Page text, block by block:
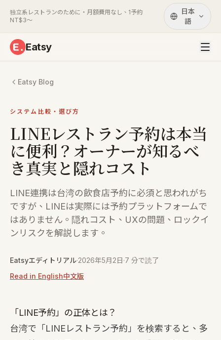
独立系レストランのために・月額費用なし、1予約
NT$3〜
日本
語
Eatsy
Eatsy Blog
システム比較・選び方
LINEレストラン予約は本当
に便利？オーナーが知るべ
き真実と隠れコスト
LINE連携は台湾の飲食店予約に必須と思われがち
ですが、LINEは実際には予約プラットフォームで
はありません。隠れコスト、UXの問題、ロックイ
ンリスクを解説します。
Eatsyエディトリアル·2026年5月2日·7 分で読了
Read in English中文版
「LINE予約」の正体とは？
台湾で「LINEレストラン予約」を検索すると、多